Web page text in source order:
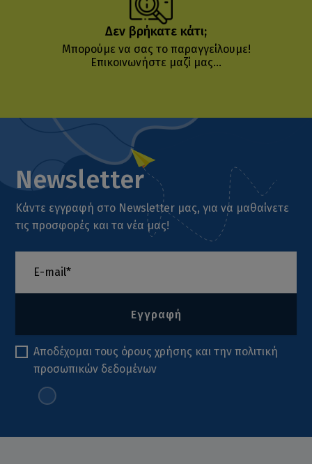
Δεν βρήκατε κάτι;
Μπορούμε να σας το παραγγείλουμε!
Επικοινωνήστε μαζί μας...
Newsletter
Κάντε εγγραφή στο Newsletter μας, για να μαθαίνετε
τις προσφορές και τα νέα μας!
Εγγραφή
Αποδέχομαι τους όρους χρήσης και τηνπολιτική
προσωπικών δεδομένων